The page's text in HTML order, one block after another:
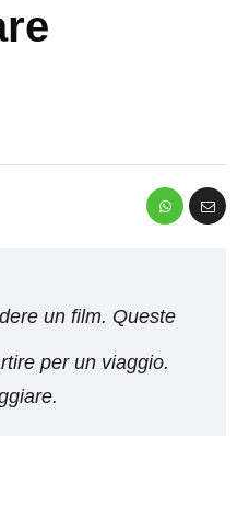
un film. Queste
per un viaggio.